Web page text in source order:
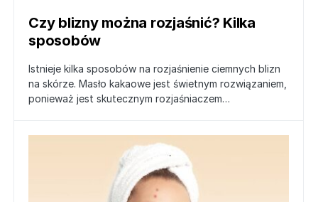
Czy blizny można rozjaśnić? Kilka
sposobów
Istnieje kilka sposobów na rozjaśnienie ciemnych blizn
na skórze. Masło kakaowe jest świetnym rozwiązaniem,
ponieważ jest skutecznym rozjaśniaczem…